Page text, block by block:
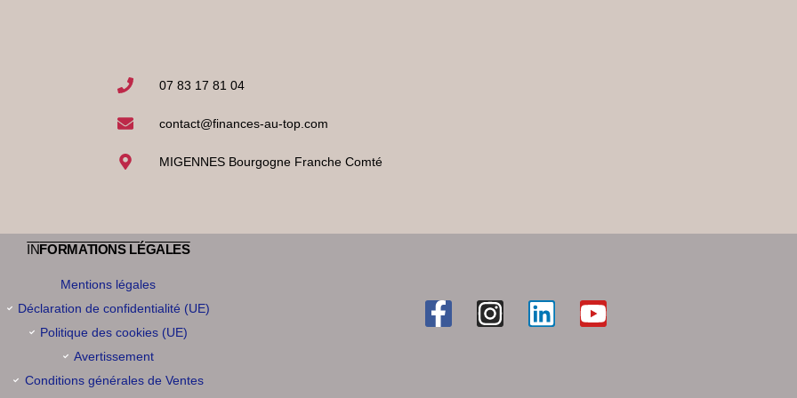
07 83 17 81 04
contact@finances-au-top.com
MIGENNES Bourgogne Franche Comté
INFORMATIONS LÉGALES
Mentions légales
Déclaration de confidentialité (UE)
Politique des cookies (UE)
Avertissement
Conditions générales de Ventes